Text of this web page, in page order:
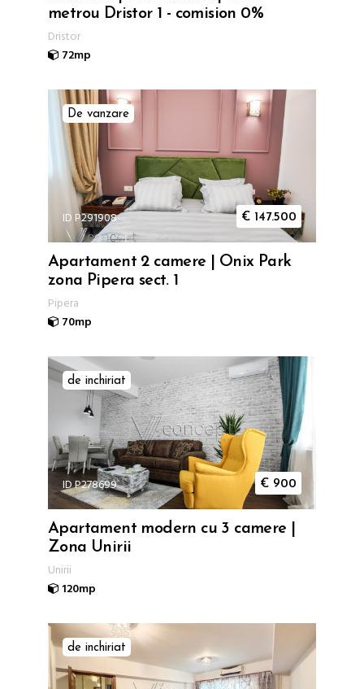
metrou Dristor 1 - comision 0%
Dristor
72mp
De vanzare
ID P291908 € 147.500
Apartament 2 camere | Onix Park
zona Pipera sect. 1
Pipera
70mp
de inchiriat
ID P278699 € 900
Apartament modern cu 3 camere |
Zona Unirii
Unirii
120mp
de inchiriat